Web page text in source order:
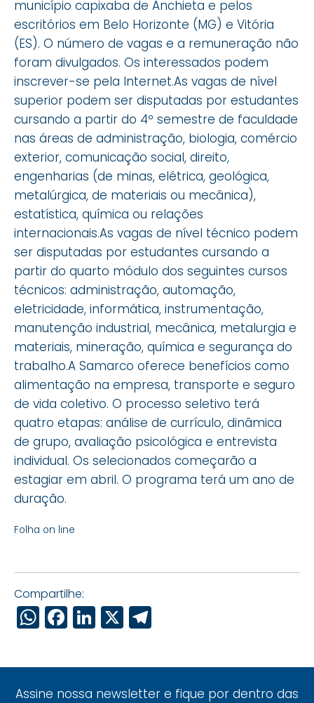
município capixaba de Anchieta e pelos
escritórios em Belo Horizonte (MG) e Vitória
(ES). O número de vagas e a remuneração não
foram divulgados. Os interessados podem
inscrever-se pela Internet.As vagas de nível
superior podem ser disputadas por estudantes
cursando a partir do 4º semestre de faculdade
nas áreas de administração, biologia, comércio
exterior, comunicação social, direito,
engenharias (de minas, elétrica, geológica,
metalúrgica, de materiais ou mecânica),
estatística, química ou relações
internacionais.As vagas de nível técnico podem
ser disputadas por estudantes cursando a
partir do quarto módulo dos seguintes cursos
técnicos: administração, automação,
eletricidade, informática, instrumentação,
manutenção industrial, mecânica, metalurgia e
materiais, mineração, química e segurança do
trabalho.A Samarco oferece benefícios como
alimentação na empresa, transporte e seguro
de vida coletivo. O processo seletivo terá
quatro etapas: análise de currículo, dinâmica
de grupo, avaliação psicológica e entrevista
individual. Os selecionados começarão a
estagiar em abril. O programa terá um ano de
duração.
Folha on line
Compartilhe:
WhatsApp
Facebook
LinkedIn
X
Assine nossa newsletter e fique por dentro das